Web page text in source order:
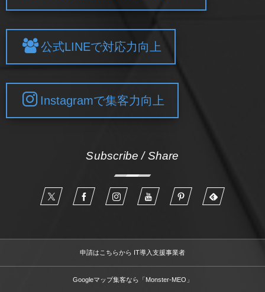
公式LINEで対応力向上
Instagramで集客力向上
Subscribe / Share
申請はこちらから IT導入支援事業者
Googleマップ集客なら「Monster-MEO」